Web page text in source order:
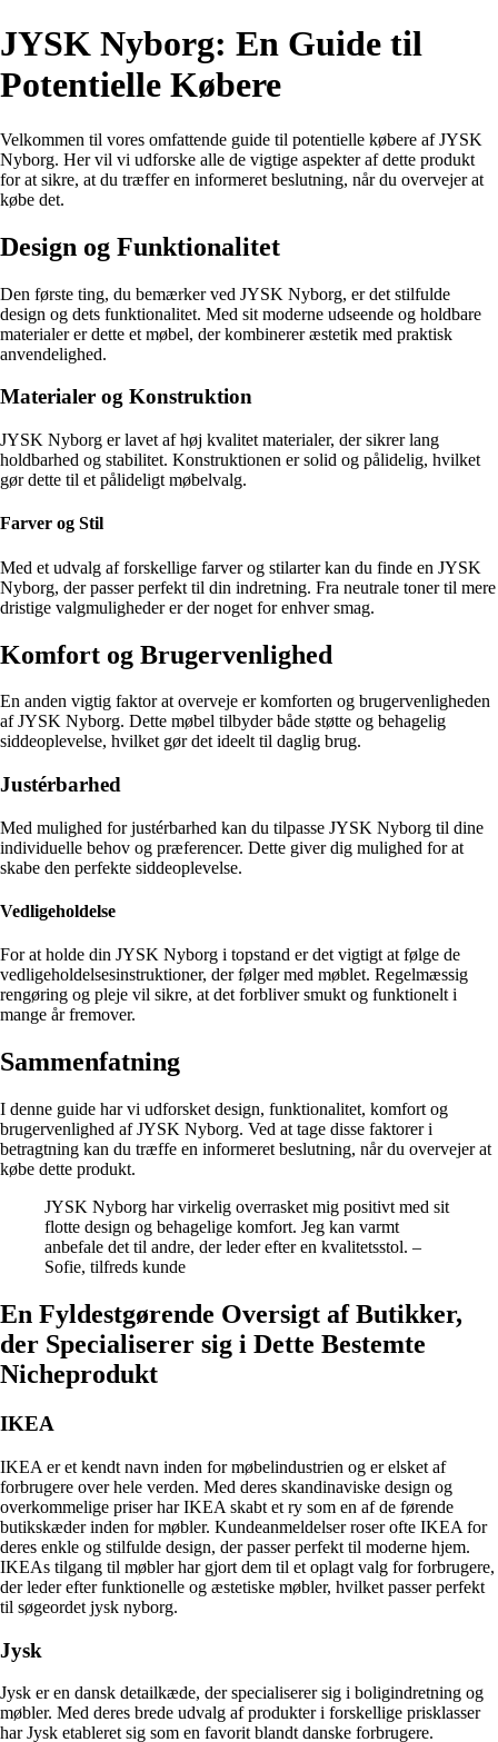
JYSK Nyborg: En Guide til
Potentielle Købere
Velkommen til vores omfattende guide til potentielle købere af JYSK
Nyborg. Her vil vi udforske alle de vigtige aspekter af dette produkt
for at sikre, at du træffer en informeret beslutning, når du overvejer at
købe det.
Design og Funktionalitet
Den første ting, du bemærker ved JYSK Nyborg, er det stilfulde
design og dets funktionalitet. Med sit moderne udseende og holdbare
materialer er dette et møbel, der kombinerer æstetik med praktisk
anvendelighed.
Materialer og Konstruktion
JYSK Nyborg er lavet af høj kvalitet materialer, der sikrer lang
holdbarhed og stabilitet. Konstruktionen er solid og pålidelig, hvilket
gør dette til et pålideligt møbelvalg.
Farver og Stil
Med et udvalg af forskellige farver og stilarter kan du finde en JYSK
Nyborg, der passer perfekt til din indretning. Fra neutrale toner til mere
dristige valgmuligheder er der noget for enhver smag.
Komfort og Brugervenlighed
En anden vigtig faktor at overveje er komforten og brugervenligheden
af JYSK Nyborg. Dette møbel tilbyder både støtte og behagelig
siddeoplevelse, hvilket gør det ideelt til daglig brug.
Justérbarhed
Med mulighed for justérbarhed kan du tilpasse JYSK Nyborg til dine
individuelle behov og præferencer. Dette giver dig mulighed for at
skabe den perfekte siddeoplevelse.
Vedligeholdelse
For at holde din JYSK Nyborg i topstand er det vigtigt at følge de
vedligeholdelsesinstruktioner, der følger med møblet. Regelmæssig
rengøring og pleje vil sikre, at det forbliver smukt og funktionelt i
mange år fremover.
Sammenfatning
I denne guide har vi udforsket design, funktionalitet, komfort og
brugervenlighed af JYSK Nyborg. Ved at tage disse faktorer i
betragtning kan du træffe en informeret beslutning, når du overvejer at
købe dette produkt.
JYSK Nyborg har virkelig overrasket mig positivt med sit
flotte design og behagelige komfort. Jeg kan varmt
anbefale det til andre, der leder efter en kvalitetsstol. –
Sofie, tilfreds kunde
En Fyldestgørende Oversigt af Butikker,
der Specialiserer sig i Dette Bestemte
Nicheprodukt
IKEA
IKEA er et kendt navn inden for møbelindustrien og er elsket af
forbrugere over hele verden. Med deres skandinaviske design og
overkommelige priser har IKEA skabt et ry som en af de førende
butikskæder inden for møbler. Kundeanmeldelser roser ofte IKEA for
deres enkle og stilfulde design, der passer perfekt til moderne hjem.
IKEAs tilgang til møbler har gjort dem til et oplagt valg for forbrugere,
der leder efter funktionelle og æstetiske møbler, hvilket passer perfekt
til søgeordet jysk nyborg.
Jysk
Jysk er en dansk detailkæde, der specialiserer sig i boligindretning og
møbler. Med deres brede udvalg af produkter i forskellige prisklasser
har Jysk etableret sig som en favorit blandt danske forbrugere.